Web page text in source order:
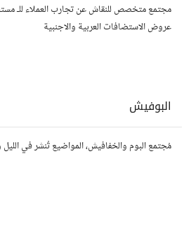
مجتمع متخصص للنقاش عن تجارب العملاء للـ
عروض الاستضافات العربية والاجنبية
البوفيش
مُجتمع البوم والخفافيش، المواضيع تُنشر في